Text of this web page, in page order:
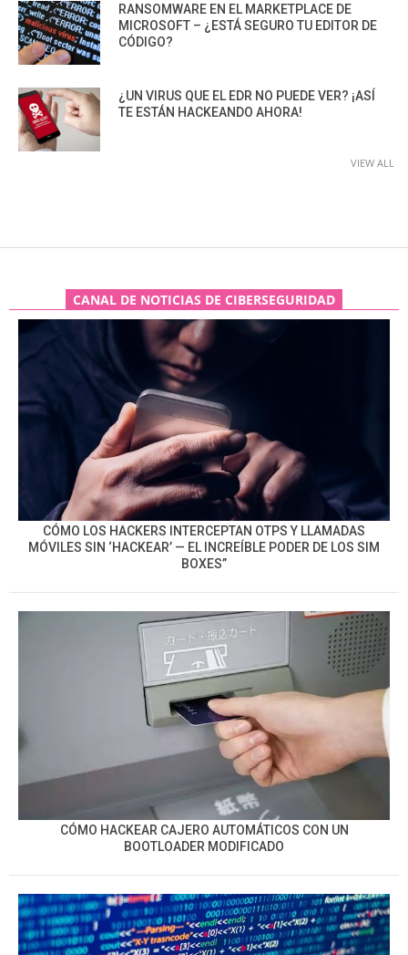
RANSOMWARE EN EL MARKETPLACE DE
MICROSOFT – ¿ESTÁ SEGURO TU EDITOR DE
CÓDIGO?
¿UN VIRUS QUE EL EDR NO PUEDE VER? ¡ASÍ
TE ESTÁN HACKEANDO AHORA!
VIEW ALL
CANAL DE NOTICIAS DE CIBERSEGURIDAD
CÓMO LOS HACKERS INTERCEPTAN OTPS Y LLAMADAS
MÓVILES SIN ‘HACKEAR’ — EL INCREÍBLE PODER DE LOS SIM
BOXES”
CÓMO HACKEAR CAJERO AUTOMÁTICOS CON UN
BOOTLOADER MODIFICADO